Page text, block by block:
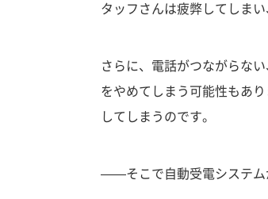
タッフさんは疲弊してしま
さらに、電話がつながらな
をやめてしまう可能性もあ
してしまうのです。
——そこで自動受電システ